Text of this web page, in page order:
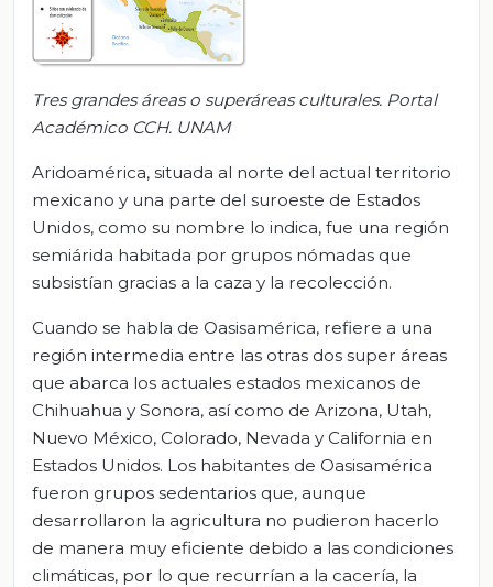
Tres grandes áreas o superáreas culturales. Portal
Académico CCH. UNAM
Aridoamérica, situada al norte del actual territorio
mexicano y una parte del suroeste de Estados
Unidos, como su nombre lo indica, fue una región
semiárida habitada por grupos nómadas que
subsistían gracias a la caza y la recolección.
Cuando se habla de Oasisamérica, refiere a una
región intermedia entre las otras dos super áreas
que abarca los actuales estados mexicanos de
Chihuahua y Sonora, así como de Arizona, Utah,
Nuevo México, Colorado, Nevada y California en
Estados Unidos. Los habitantes de Oasisamérica
fueron grupos sedentarios que, aunque
desarrollaron la agricultura no pudieron hacerlo
de manera muy eficiente debido a las condiciones
climáticas, por lo que recurrían a la cacería, la